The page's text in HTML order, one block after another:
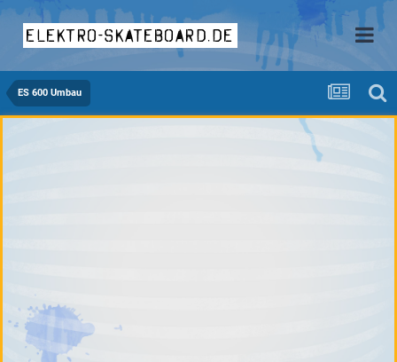
elektro-skateboard.de
ES 600 Umbau